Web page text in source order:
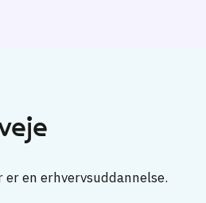
en erhvervsuddannelse.